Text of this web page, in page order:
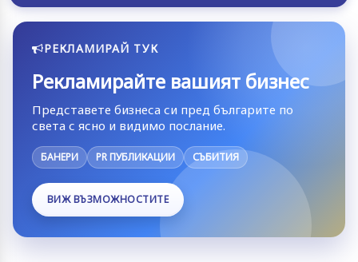
РЕКЛАМИРАЙ ТУК
Рекламирайте вашият бизнес
Представете бизнеса си пред българите по
света с ясно и видимо послание.
БАНЕРИ PR ПУБЛИКАЦИИ СЪБИТИЯ
ВИЖ ВЪЗМОЖНОСТИТЕ